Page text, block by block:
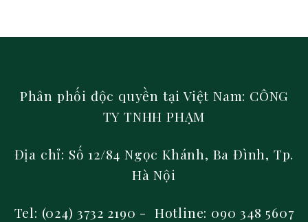
Phân phối độc quyền tại Việt Nam: CÔNG
TY TNHH PHẠM
Địa chỉ: Số 12/84 Ngọc Khánh, Ba Đình, Tp.
Hà Nội
Tel: (024) 3732 2190 - Hotline: 090 348 5607